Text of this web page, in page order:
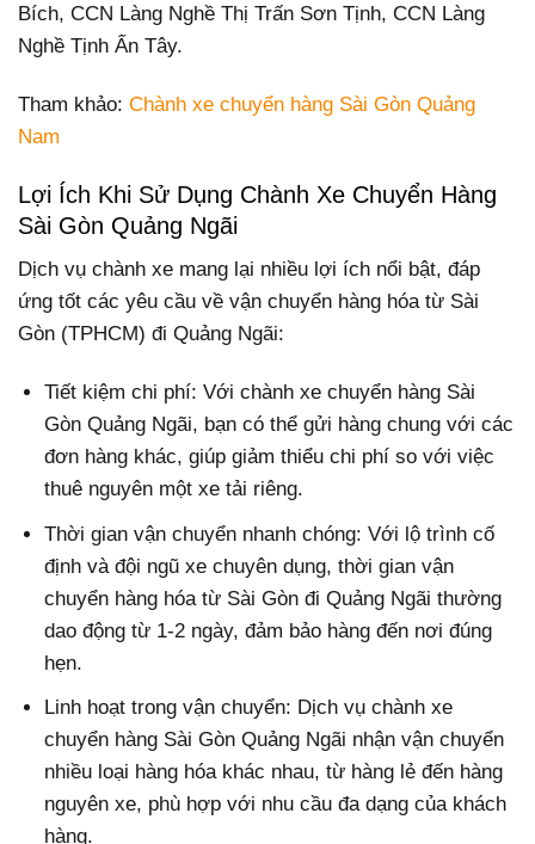
Bích, CCN Làng Nghề Thị Trấn Sơn Tịnh, CCN Làng
Nghề Tịnh Ấn Tây.
Tham khảo: Chành xe chuyển hàng Sài Gòn Quảng
Nam
Lợi Ích Khi Sử Dụng Chành Xe Chuyển Hàng
Sài Gòn Quảng Ngãi
Dịch vụ chành xe mang lại nhiều lợi ích nổi bật, đáp
ứng tốt các yêu cầu về vận chuyển hàng hóa từ Sài
Gòn (TPHCM) đi Quảng Ngãi:
Tiết kiệm chi phí: Với chành xe chuyển hàng Sài
Gòn Quảng Ngãi, bạn có thể gửi hàng chung với các
đơn hàng khác, giúp giảm thiểu chi phí so với việc
thuê nguyên một xe tải riêng.
Thời gian vận chuyển nhanh chóng: Với lộ trình cố
định và đội ngũ xe chuyên dụng, thời gian vận
chuyển hàng hóa từ Sài Gòn đi Quảng Ngãi thường
dao động từ 1-2 ngày, đảm bảo hàng đến nơi đúng
hẹn.
Linh hoạt trong vận chuyển: Dịch vụ chành xe
chuyển hàng Sài Gòn Quảng Ngãi nhận vận chuyển
nhiều loại hàng hóa khác nhau, từ hàng lẻ đến hàng
nguyên xe, phù hợp với nhu cầu đa dạng của khách
hàng.